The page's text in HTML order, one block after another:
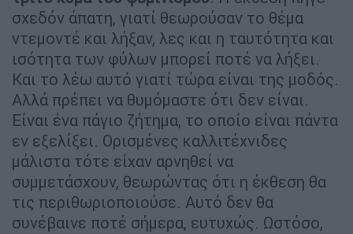
σχεδόν άπατη, γιατί θεωρούσαν το θέμα
ντεμοντέ και λήξαν, λες και η ταυτότητα και
ισότητα των φύλων μπορεί ποτέ να λήξει.
Και το λέω αυτό γιατί τώρα είναι της μοδός.
Αλλά πρέπει να θυμόμαστε ότι δεν είναι.
Είναι ένα πάγιο ζήτημα, το οποίο είναι πάντα
εν εξελίξει. Ορισμένες καλλιτέχνιδες
μάλιστα τότε είχαν αρνηθεί να
συμμετάσχουν, θεωρώντας ότι η έκθεση θα
τις περιθωριοποιούσε. Αυτό δεν θα
συνέβαινε ποτέ σήμερα, ευτυχώς. Ωστόσο,